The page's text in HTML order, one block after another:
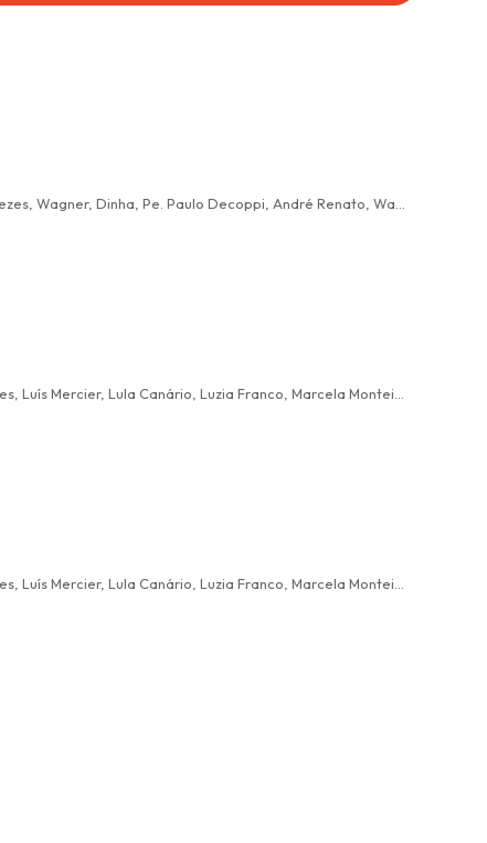
Albertão de Moura Ribeiro, Aninha Scalercio, Beá Gandra, Digão Medeiros, Diego Marques, Dinho Silva Jr, Elisa Gatti, João Marques, Luís Mercier, Lula Canário, Luzia Franco, Marcela Monteiro, Marcelo Perestrelo, PC Bernardes